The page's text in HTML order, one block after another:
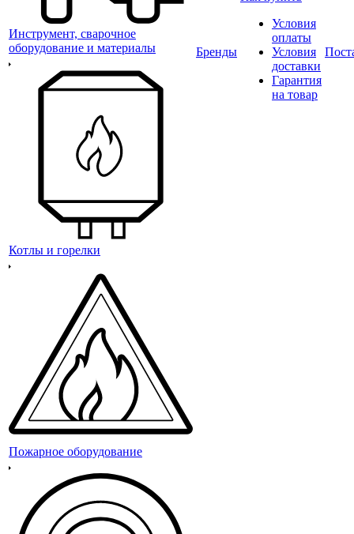
Инструмент, сварочное
оборудование и материалы
Котлы и горелки
Пожарное оборудование
Бренды
Условия
оплаты
Условия
доставки
Гарантия
на товар